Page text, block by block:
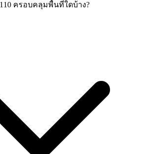
ครอบคลุมพื้นที่ใดบ้าง?